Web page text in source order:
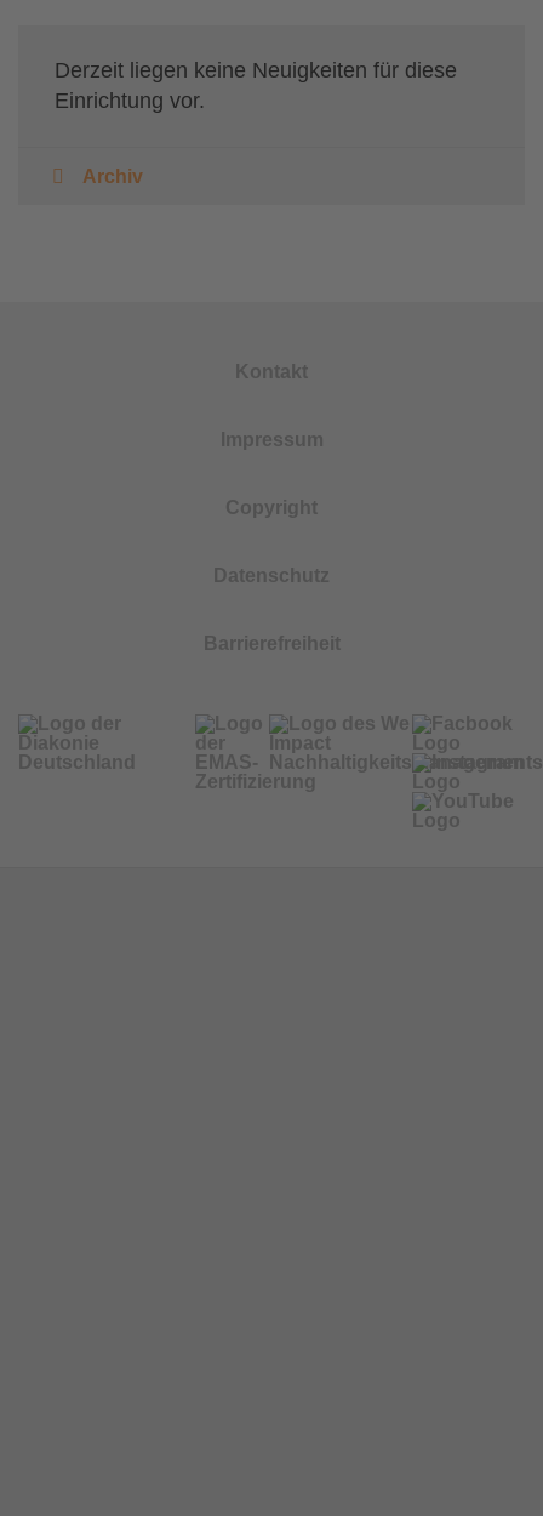
Derzeit liegen keine Neuigkeiten für diese
Einrichtung vor.
Archiv
Kontakt
Impressum
Copyright
Datenschutz
Barrierefreiheit